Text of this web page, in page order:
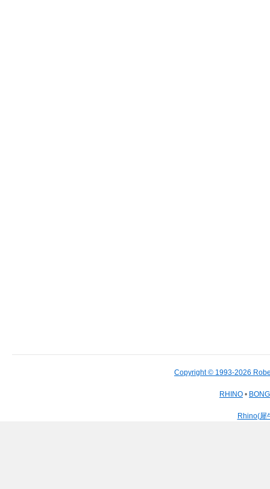
Copyright © 1993-2026
RHINO •
Rhino(犀